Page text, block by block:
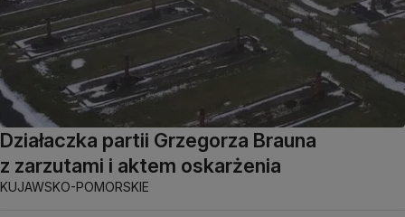
Działaczka partii Grzegorza Brauna
z zarzutami i aktem oskarżenia
KUJAWSKO-POMORSKIE